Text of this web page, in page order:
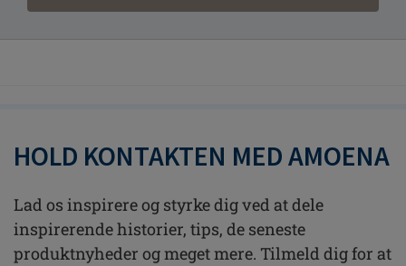
HOLD KONTAKTEN MED AMOENA
Lad os inspirere og styrke dig ved at dele
inspirerende historier, tips, de seneste
produktnyheder og meget mere. Tilmeld dig for at